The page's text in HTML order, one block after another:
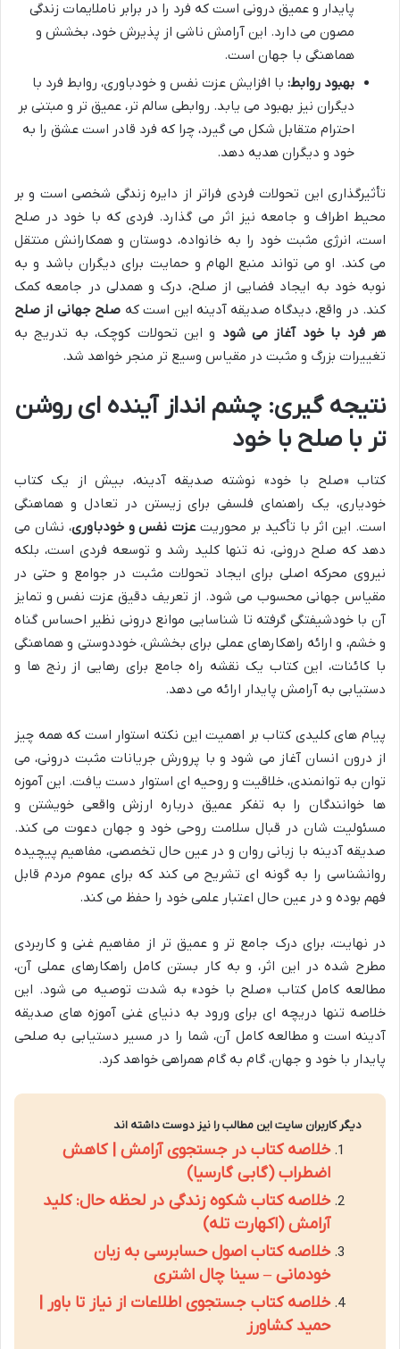
پایدار و عمیق درونی است که فرد را در برابر ناملایمات زندگی
مصون می دارد. این آرامش ناشی از پذیرش خود، بخشش و
هماهنگی با جهان است.
بهبود روابط: با افزایش عزت نفس و خودباوری، روابط فرد با
دیگران نیز بهبود می یابد. روابطی سالم تر، عمیق تر و مبتنی بر
احترام متقابل شکل می گیرد، چرا که فرد قادر است عشق را به
خود و دیگران هدیه دهد.
تأثیرگذاری این تحولات فردی فراتر از دایره زندگی شخصی است و بر
محیط اطراف و جامعه نیز اثر می گذارد. فردی که با خود در صلح
است، انرژی مثبت خود را به خانواده، دوستان و همکارانش منتقل
می کند. او می تواند منبع الهام و حمایت برای دیگران باشد و به
نوبه خود به ایجاد فضایی از صلح، درک و همدلی در جامعه کمک
کند. در واقع، دیدگاه صدیقه آدینه این است که صلح جهانی از صلح
هر فرد با خود آغاز می شود و این تحولات کوچک، به تدریج به
تغییرات بزرگ و مثبت در مقیاس وسیع تر منجر خواهد شد.
نتیجه گیری: چشم انداز آینده ای روشن
تر با صلح با خود
کتاب «صلح با خود» نوشته صدیقه آدینه، بیش از یک کتاب
خودیاری، یک راهنمای فلسفی برای زیستن در تعادل و هماهنگی
است. این اثر با تأکید بر محوریت عزت نفس و خودباوری، نشان می
دهد که صلح درونی، نه تنها کلید رشد و توسعه فردی است، بلکه
نیروی محرکه اصلی برای ایجاد تحولات مثبت در جوامع و حتی در
مقیاس جهانی محسوب می شود. از تعریف دقیق عزت نفس و تمایز
آن با خودشیفتگی گرفته تا شناسایی موانع درونی نظیر احساس گناه
و خشم، و ارائه راهکارهای عملی برای بخشش، خوددوستی و هماهنگی
با کائنات، این کتاب یک نقشه راه جامع برای رهایی از رنج ها و
دستیابی به آرامش پایدار ارائه می دهد.
پیام های کلیدی کتاب بر اهمیت این نکته استوار است که همه چیز
از درون انسان آغاز می شود و با پرورش جریانات مثبت درونی، می
توان به توانمندی، خلاقیت و روحیه ای استوار دست یافت. این آموزه
ها خوانندگان را به تفکر عمیق درباره ارزش واقعی خویشتن و
مسئولیت شان در قبال سلامت روحی خود و جهان دعوت می کند.
صدیقه آدینه با زبانی روان و در عین حال تخصصی، مفاهیم پیچیده
روانشناسی را به گونه ای تشریح می کند که برای عموم مردم قابل
فهم بوده و در عین حال اعتبار علمی خود را حفظ می کند.
در نهایت، برای درک جامع تر و عمیق تر از مفاهیم غنی و کاربردی
مطرح شده در این اثر، و به کار بستن کامل راهکارهای عملی آن،
مطالعه کامل کتاب «صلح با خود» به شدت توصیه می شود. این
خلاصه تنها دریچه ای برای ورود به دنیای غنی آموزه های صدیقه
آدینه است و مطالعه کامل آن، شما را در مسیر دستیابی به صلحی
پایدار با خود و جهان، گام به گام همراهی خواهد کرد.
دیگر کاربران سایت این مطالب را نیز دوست داشته اند
خلاصه کتاب در جستجوی آرامش | کاهش
اضطراب (گابی گارسیا)
خلاصه کتاب شکوه زندگی در لحظه حال: کلید
آرامش (اکهارت تله)
خلاصه کتاب اصول حسابرسی به زبان
خودمانی – سینا چال اشتری
خلاصه کتاب جستجوی اطلاعات از نیاز تا باور |
حمید کشاورز